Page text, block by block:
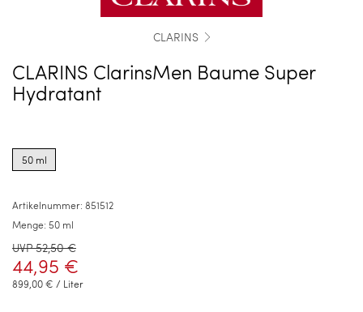
CLARINS
CLARINS ClarinsMen Baume Super
Hydratant
options
for50 ml
Artikelnummer: 851512
Menge: 50 ml
UVP 52,50 €
44,95 €
899,00 € / Liter